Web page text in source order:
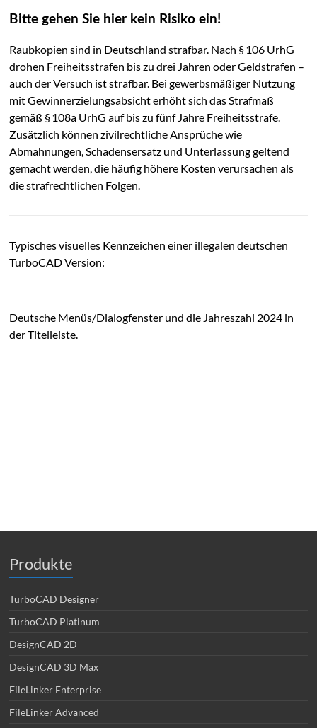
Bitte gehen Sie hier kein Risiko ein!
Raubkopien sind in Deutschland strafbar. Nach § 106 UrhG
drohen Freiheitsstrafen bis zu drei Jahren oder Geldstrafen –
auch der Versuch ist strafbar. Bei gewerbsmäßiger Nutzung
mit Gewinnerzielungsabsicht erhöht sich das Strafmaß
gemäß § 108a UrhG auf bis zu fünf Jahre Freiheitsstrafe.
Zusätzlich können zivilrechtliche Ansprüche wie
Abmahnungen, Schadensersatz und Unterlassung geltend
gemacht werden, die häufig höhere Kosten verursachen als
die strafrechtlichen Folgen.
Typisches visuelles Kennzeichen einer illegalen deutschen
TurboCAD Version:
Deutsche Menüs/Dialogfenster und die Jahreszahl 2024 in
der Titelleiste.
Produkte
TurboCAD Designer
TurboCAD Platinum
DesignCAD 2D
DesignCAD 3D Max
FileLinker Enterprise
FileLinker Advanced